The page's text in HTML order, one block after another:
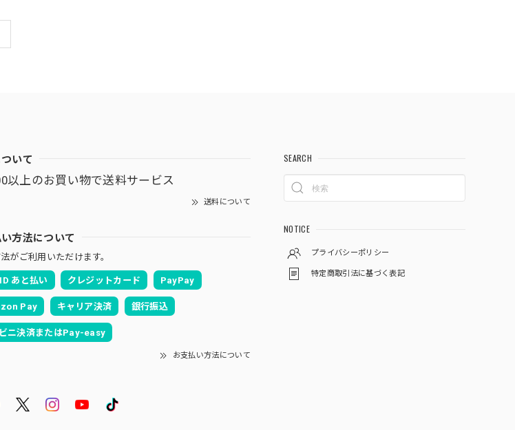
いて
以上のお買い物で送料サービス
送料について
方法について
がご利用いただけます。
あと払い クレジットカード PayPay
Pay キャリア決済 銀行振込
ニ決済またはPay-easy
お支払い方法について
SEARCH
NOTICE
プライバシーポリシー
特定商取引法に基づく表記